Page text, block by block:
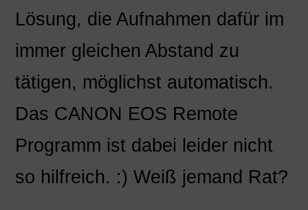
Lösung, die Aufnahmen dafür im
immer gleichen Abstand zu
tätigen, möglichst automatisch.
Das CANON EOS Remote
Programm ist dabei leider nicht
so hilfreich. :) Weiß jemand Rat?